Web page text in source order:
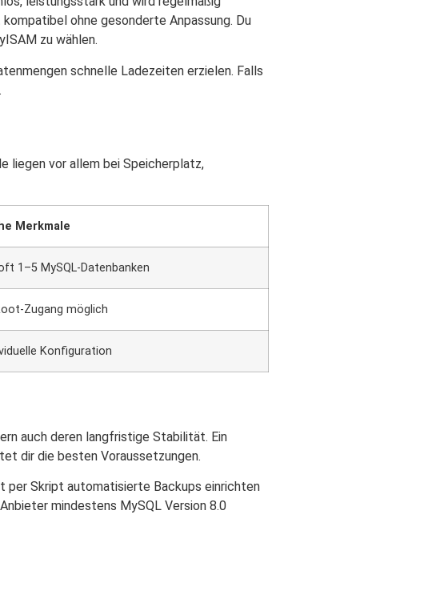
ohne gesonderte Anpassung. Du
zu wählen.
schnelle Ladezeiten erzielen. Falls
liegen vor allem bei Speicherplatz,
Merkmale
1–5 MySQL-Datenbanken
Zugang möglich
Konfiguration
auch deren langfristige Stabilität. Ein
dir die besten Voraussetzungen.
per Skript automatisierte Backups einrichten
mindestens MySQL Version 8.0